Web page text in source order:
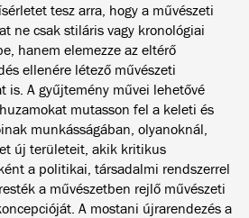
tesz arra, hogy a művészeti
ne csak stiláris vagy kronológiai
hanem elemezze az eltérő
ellenére létező művészeti
is. A gyűjtemény művei lehetővé
mutasson fel a keleti és
munkásságában, olyanoknál,
új területeit, akik kritikus
a politikai, társadalmi rendszerrel
a művészetben rejlő művészeti
A mostani újrarendezés a